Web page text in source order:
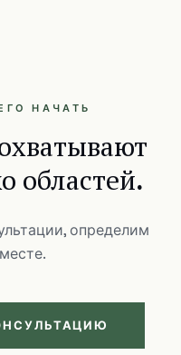
НАЧАТЬ
областей.
определим